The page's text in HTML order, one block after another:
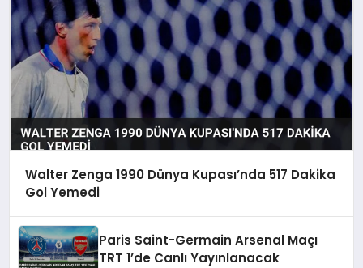
Walter Zenga 1990 Dünya Kupası’nda 517 Dakika
Gol Yemedi
Paris Saint-Germain Arsenal Maçı
TRT 1’de Canlı Yayınlanacak